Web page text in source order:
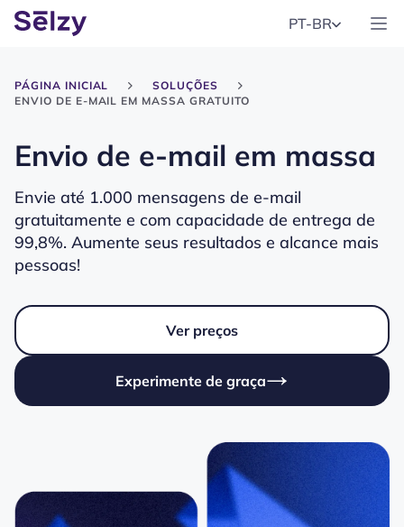
PT-BR
PÁGINA INICIAL
SOLUÇÕES
ENVIO DE E-MAIL EM MASSA GRATUITO
Envio de e-mail em massa
Envie até 1.000 mensagens de e-mail
gratuitamente e com capacidade de entrega de
99,8%. Aumente seus resultados e alcance mais
pessoas!
Experimente de graça
Ver preços